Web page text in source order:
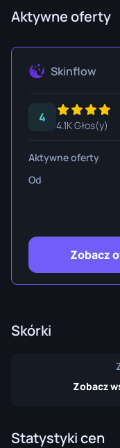
Aktywne oferty
Skinflow
4
4.1K Głos(y)
Aktywne oferty
Od
Zobacz
Skórki
Zobacz
Statystyki cen